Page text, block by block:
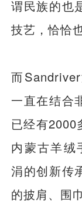
谓民族的也
技艺，恰恰
而
一直在结合
已经有2000
内蒙古羊绒
涓的创新传
的披肩、围